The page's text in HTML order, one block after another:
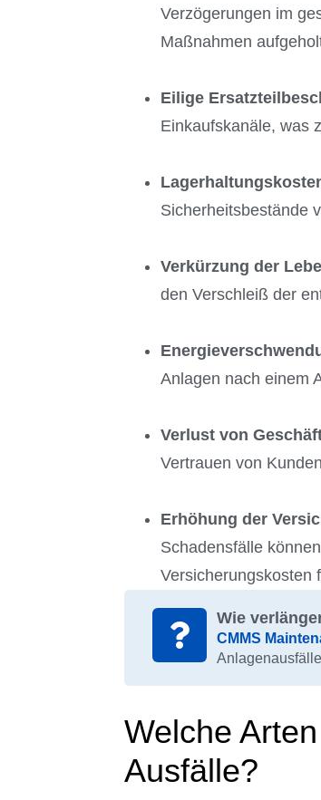
Verzögerungen im
Maßnahmen
Eilige
Einkaufskanäle, was
Sicherheitsbestände
Verkürzung der
den Verschleiß der
Anlagen nach einem
Verlust von
Vertrauen von
Erhöhung der
Schadensfälle
Versicherungskosten
Wie
CMMS
Welche
Ausfälle?